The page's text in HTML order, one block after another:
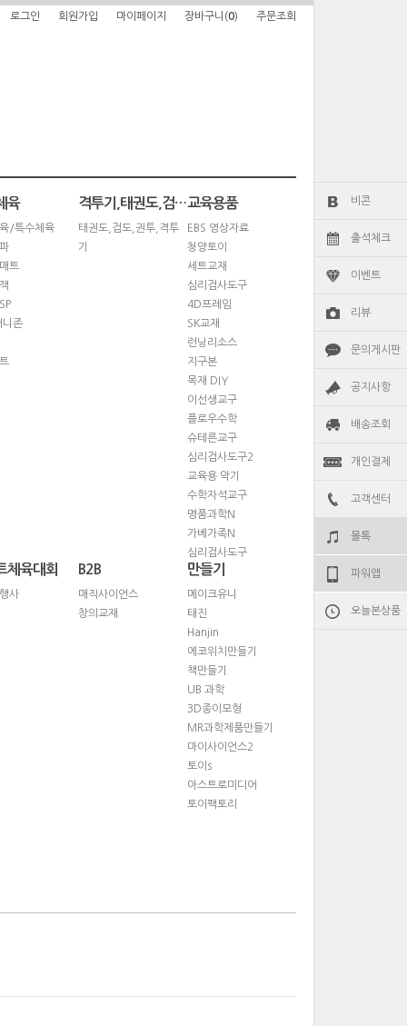
비콘
출석체크
이벤트
리뷰
문의게시판
공지사항
배송조회
개인결제
고객센터
몰톡
파워앱
오늘본상품
로그인 회원가입 마이페이지 장바구니(0) 주문조회
육
/특수체육
트
니존
격투기,태권도,검도,권투
태권도,검도,권투,격투
기
교육용품
EBS 영상자료
청양토이
세트교재
심리검사도구
4D프레임
SK교재
런닝리소스
지구본
목재 DIY
이선생교구
플로우수학
슈테른교구
심리검사도구2
교육용 악기
수학자석교구
명품과학N
가베가족N
심리검사도구
체육대회
사
B2B
매직사이언스
창의교재
만들기
메이크유니
태진
Hanjin
에코위치만들기
책만들기
UB 과학
3D종이모형
MR과학제품만들기
마이사이언스2
토이s
아스트로미디어
토이팩토리